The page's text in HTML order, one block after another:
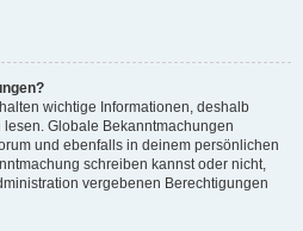
wichtige Informationen, deshalb
Globale Bekanntmachungen
und ebenfalls in deinem persönlichen
schreiben kannst oder nicht,
vergebenen Berechtigungen